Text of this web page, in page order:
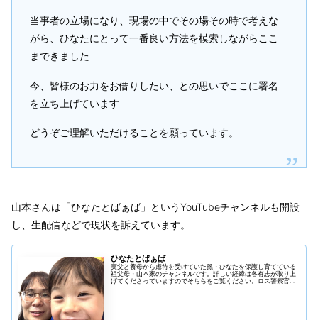
当事者の立場になり、現場の中でその場その時で考えな
がら、ひなたにとって一番良い方法を模索しながらここ
まできました
今、皆様のお力をお借りしたい、との思いでここに署名
を立ち上げています
どうぞご理解いただけることを願っています。
山本さんは「ひなたとばぁば」というYouTubeチャンネルも開設
し、生配信などで現状を訴えています。
ひなたとばぁば
実父と養母から虐待を受けていた孫・ひなたを保護し育てている
祖父母・山本家のチャンネルです。詳しい経緯は各有志が取り上
げてくださっていますのでそちらをご覧ください。ロス警察官ゆ